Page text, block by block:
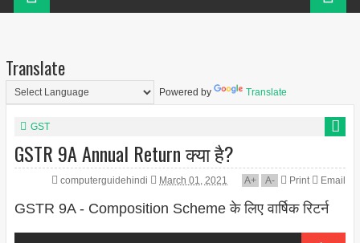
Translate
Powered by Translate
GST
GSTR 9A Annual Return क्या है?
computerguidehindi March 01, 2021 A+ A- Print Email
GSTR 9A - Composition Scheme के लिए वार्षिक रिटर्न